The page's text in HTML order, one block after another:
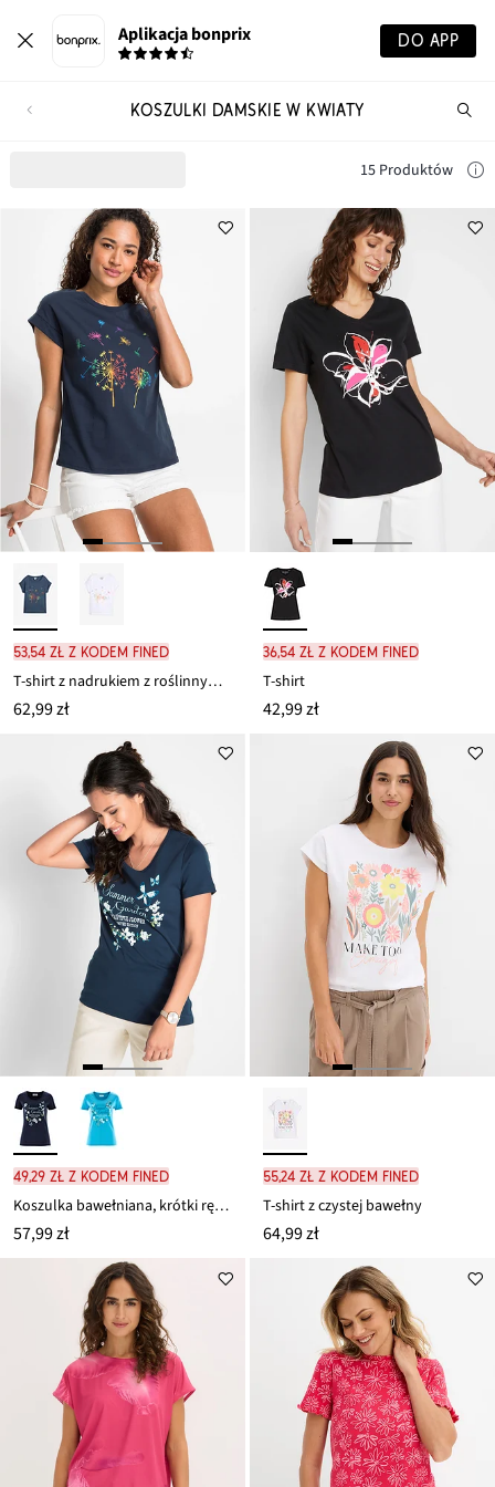
Aplikacja bonprix DO APP
KOSZULKI DAMSKIE W KWIATY
15 Produktów
53,54 zł z kodem FINED
T-shirt z nadrukiem z roślinnym motywem
62,99 zł
36,54 zł z kodem FINED
T-shirt
42,99 zł
49,29 zł z kodem FINED
Koszulka bawełniana, krótki rękaw
57,99 zł
55,24 zł z kodem FINED
T-shirt z czystej bawełny
64,99 zł